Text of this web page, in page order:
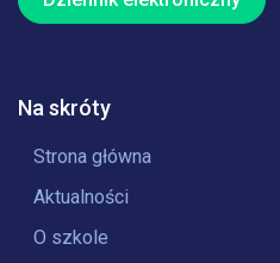
Na skróty
Strona główna
Aktualności
O szkole